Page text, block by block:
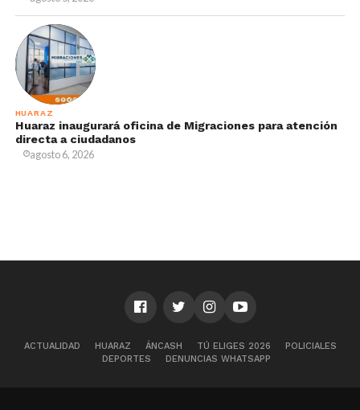
HUARAZ
Huaraz inaugurará oficina de Migraciones para atención
directa a ciudadanos
agosto 6, 2026
ACTUALIDAD HUARAZ ÁNCASH TÚ ELIGES 2026
POLICIALES
DEPORTES
DENUNCIAS WHATSAPP